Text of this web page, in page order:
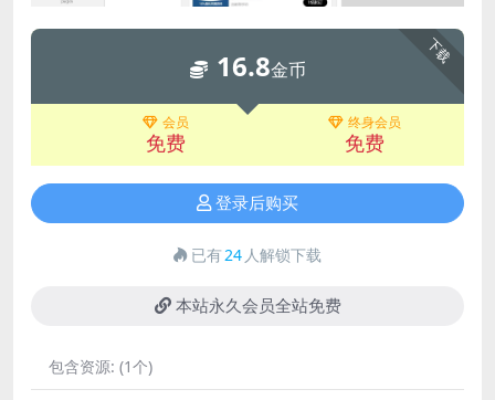
下载
16.8金币
会员
免费
终身会员
免费
登录后购买
已有24 人解锁下载
本站永久会员全站免费
包含资源: (1个)